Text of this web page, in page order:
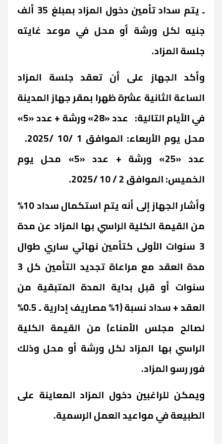
ـ يتم سداد تأمين دخول المزاد بمبلغ 35 ألف
جنيه لكل ورشة أو محل في موعد غايته
جلسة المزاد.
وأكد الجهاز على أن تعقد جلسة المزاد
الساعة الثانية عشرة ظهرا بمقر جهاز المدينة
في الأيام التالية: عدد «28» ورشة + عدد «5»
محل يوم الأربعاء: الموافق 1 /10 /2025.
عدد «25» ورشة + عدد «5» محل يوم
الخميس: الموافق 2 / 10 /2025.
وأشار الجهاز إلى أنه يتم استكمال سداد 10%
من القيمة الكلية الراسي بها المزاد عن مدة
3 سنوات الأولى كتأمين نهائي ساري طوال
مدة العقد مع مراعاة تجديد التأمين كل 3
سنوات أو قبل بداية المدة المتبقية من
العقد + سداد نسبة (1% مصاريف إدارية ـ 0.5%
لصالح مجلس الأمناء) من القيمة الكلية
الراسي بها المزاد لكل ورشة أو محل وذلك
فور رسو المزاد.
ويمكن للراغبين دخول المزاد المعاينة على
الطبيعة في مواعيد العمل الرسمية.